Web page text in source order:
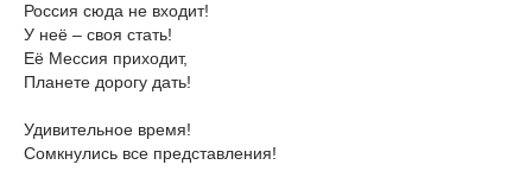
Россия сюда не входит!
У неё – своя стать!
Её Мессия приходит,
Планете дорогу дать!
Удивительное время!
Сомкнулись все представления!